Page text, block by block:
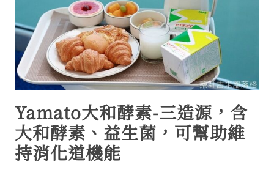
Yamato大和酵素-三造源，含
大和酵素、益生菌，可幫助維
持消化道機能